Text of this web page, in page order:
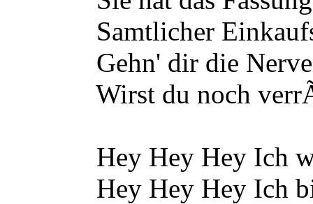
Samtlicher
Gehn' dir die
Wirst du noch
Hey Hey Hey Ich war
Hey Hey Hey Ich bin